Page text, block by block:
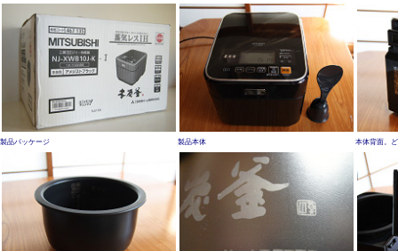
製品パッケージ 製品本体 本体背面。